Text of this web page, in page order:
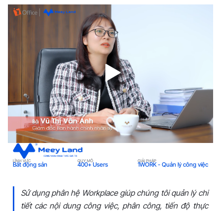
LĨNH VỰC
Bất động sản QUY MÔ
400+ Users GIẢI PHÁP
1WORK - Quản lý công việc
Sử dụng phân hệ Workplace giúp chúng tôi quản lý chi
tiết các nội dung công việc, phân công, tiến độ thực